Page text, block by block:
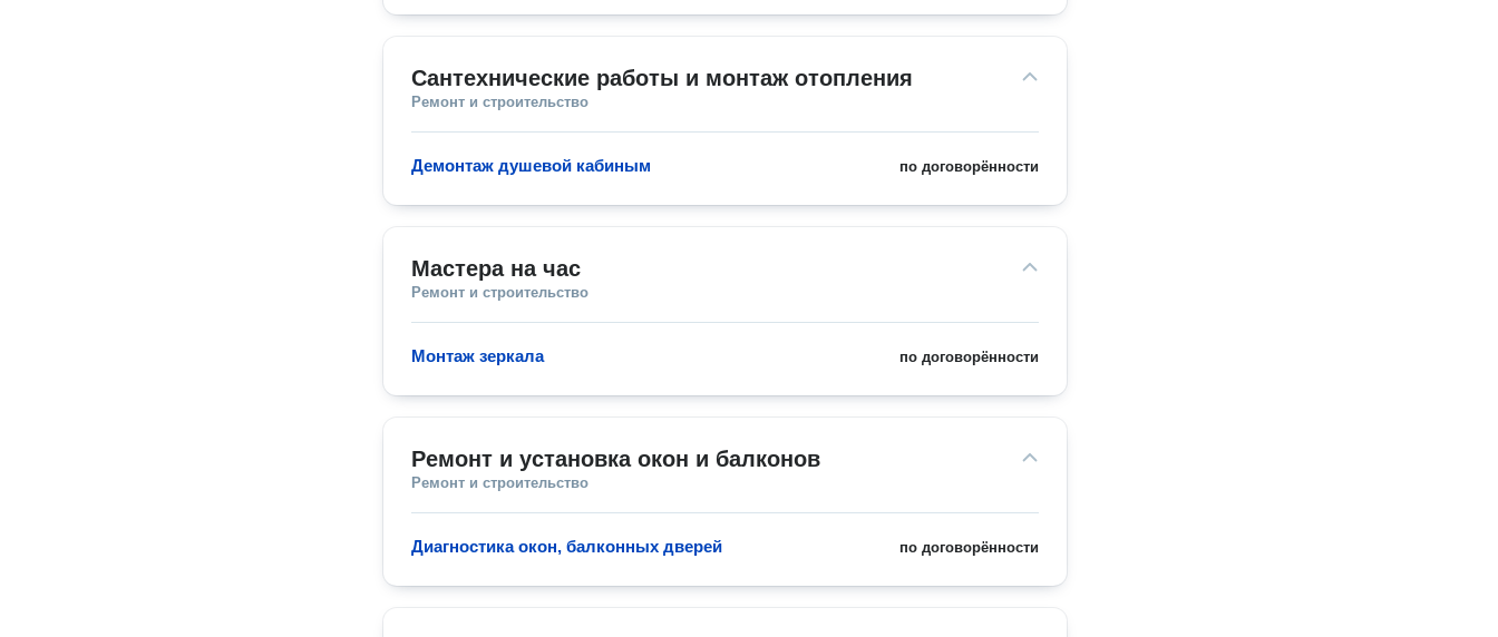
Сантехнические работы и монтаж отопления
Ремонт и строительство
по договорённости
Демонтаж душевой кабиным
Мастера на час
Ремонт и строительство
по договорённости
Монтаж зеркала
Ремонт и установка окон и балконов
Ремонт и строительство
по договорённости
Диагностика окон, балконных дверей